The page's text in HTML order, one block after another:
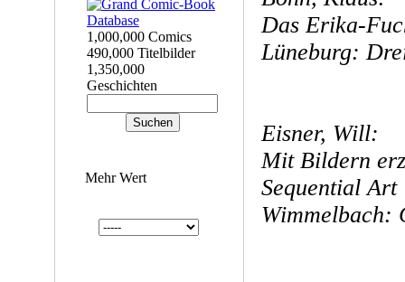
1,000,000 Comics
490,000 Titelbilder
1,350,000
Geschichten
Mehr Wert
Das Erika-
Lüneburg:
Eisner, Will:
Mit Bildern
Sequential Art
Wimmelbach: